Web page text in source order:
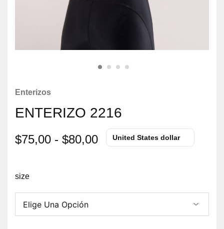
Enterizos
ENTERIZO 2216
$75,00 - $80,00 United States dollar
size